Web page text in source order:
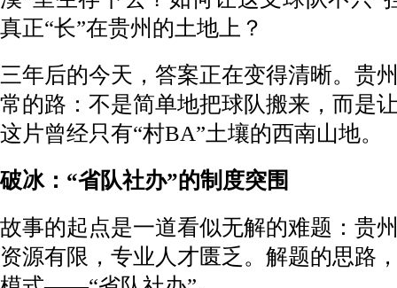
真正“长”在贵州的土地上？
三年后的今天，答案正在变得清晰。贵
常的路：不是简单地把球队搬来，而是
这片曾经只有“村BA”土壤的西南山地。
破冰：“省队社办”的制度突围
故事的起点是一道看似无解的难题：贵
资源有限，专业人才匮乏。解题的思路